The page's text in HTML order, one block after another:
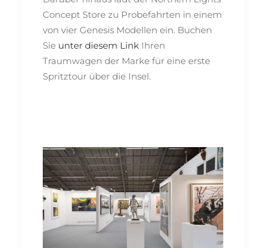
Concept Store zu Probefahrten in einem
von vier Genesis Modellen ein. Buchen
Sie unter diesem Link Ihren
Traumwagen der Marke für eine erste
Spritztour über die Insel.